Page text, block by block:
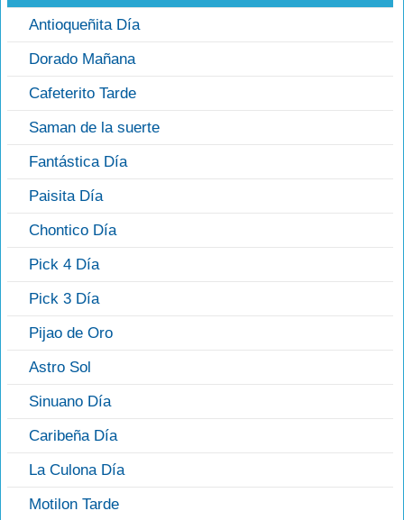
Antioqueñita Día
Dorado Mañana
Cafeterito Tarde
Saman de la suerte
Fantástica Día
Paisita Día
Chontico Día
Pick 4 Día
Pick 3 Día
Pijao de Oro
Astro Sol
Sinuano Día
Caribeña Día
La Culona Día
Motilon Tarde